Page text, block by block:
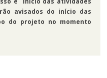
avisados do início das
do projeto no momento